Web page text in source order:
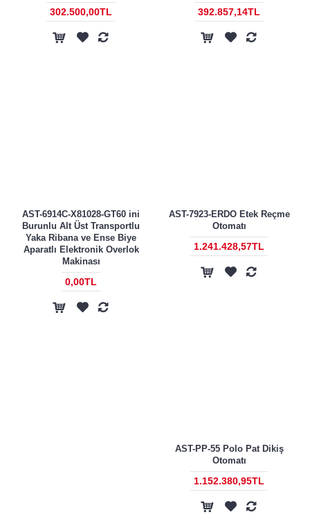
302.500,00TL 392.857,14TL
AST-6914C-X81028-GT60 ini
Burunlu Alt Üst Transportlu
Yaka Ribana ve Ense Biye
Aparatlı Elektronik Overlok
Makinası
0,00TL
AST-7923-ERDO Etek Reçme
Otomatı
1.241.428,57TL
AST-PP-55 Polo Pat Dikiş
Otomatı
1.152.380,95TL